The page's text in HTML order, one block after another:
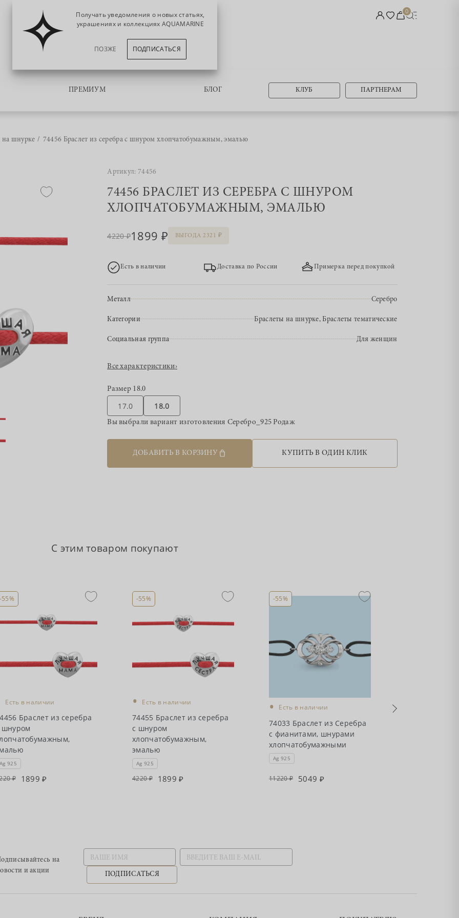
0
ПРЕМИУМ БЛОГ КЛУБ ПАРТНЕРАМ
на шнурке 74456 Браслет из серебра с шнуром хлопчатобумажным, эмалью
Артикул: 74456
74456 БРАСЛЕТ ИЗ СЕРЕБРА С ШНУРОМ
ХЛОПЧАТОБУМАЖНЫМ, ЭМАЛЬЮ
4220 1899 ВЫГОДА 2321
Есть в наличии Доставка по России Примерка перед покупкой
Металл Серебро
Категории Браслеты на шнурке, Браслеты тематические
Социальная группа Для женщин
Все характеристики›
Размер 18.0
17.0 18.0
Вы выбрали вариант изготовления Серебро_925 Родаж
ДОБАВИТЬ В КОРЗИНУ КУПИТЬ В ОДИН КЛИК
С этим товаром покупают
55%
Есть в наличии
Браслет из серебра
шнуром
Ag 925
1899
-55%
• Есть в наличии
74455 Браслет из серебра
с шнуром
хлопчатобумажным,
эмалью
Ag 925
4220 1899
-55%
• Есть в наличии
74033 Браслет из Серебра
с фианитами, шнурами
хлопчатобумажными
Ag 925
11220 5049
на
и акции
ПОДПИСАТЬСЯ
Получать уведомления о новых статьях,
украшениях и коллекциях AQUAMARINE
ПОЗЖЕ ПОДПИСАТЬСЯ